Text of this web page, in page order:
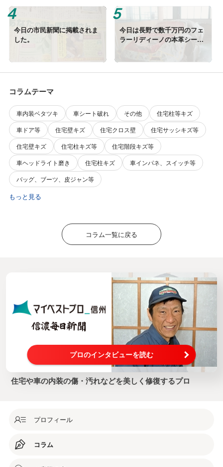
今日の市民新聞に掲載されま
した。
今日は長野で数千万円のフェ
ラーリディーノの本革シート
コラムテーマ
車内装ベタツキ 車シート破れ その他
住宅柱等キズ
車ドア等
住宅壁キズ 住宅クロス壁
住宅サッシキズ等
住宅壁キズ
住宅柱キズ等
住宅階段キズ等
車ヘッドライト磨き
住宅柱キズ
車インパネ、スイッチ等
バッグ、ブーツ、皮ジャン等
もっと見る
コラム一覧に戻る
プロのインタビューを読む
住宅や車の内装の傷・汚れなどを美しく修復するプロ
プロフィール
コラム